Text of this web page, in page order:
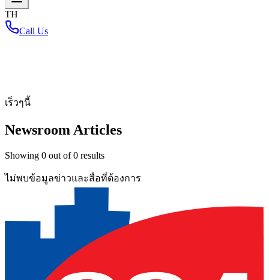
TH
Call Us
เร็วๆนี้
Newsroom Articles
Showing 0 out of0 results
ไม่พบข้อมูลข่าวและสื่อที่ต้องการ